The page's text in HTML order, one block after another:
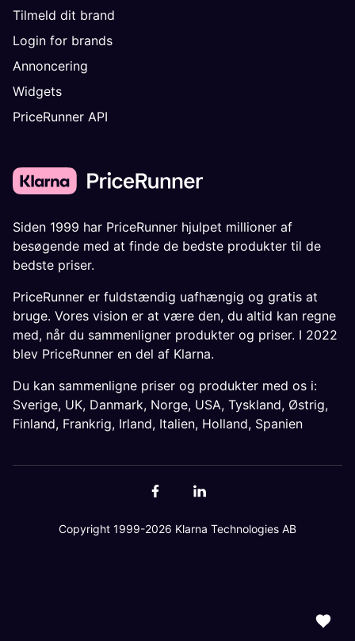
Tilmeld dit brand
Login for brands
Annoncering
Widgets
PriceRunner API
Siden 1999 har PriceRunner hjulpet millioner af
besøgende med at finde de bedste produkter til de
bedste priser.
PriceRunner er fuldstændig uafhængig og gratis at
bruge. Vores vision er at være den, du altid kan regne
med, når du sammenligner produkter og priser. I 2022
blev PriceRunner en del af Klarna.
Du kan sammenligne priser og produkter med os i:
Sverige, UK, Danmark, Norge, USA, Tyskland, Østrig,
Finland, Frankrig, Irland, Italien, Holland, Spanien
Copyright 1999-2026 Klarna Technologies AB